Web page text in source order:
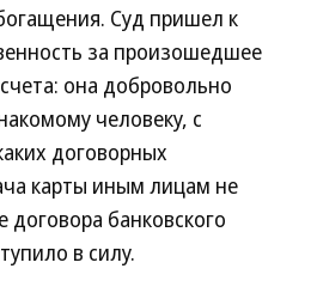
Суд пришел к
за произошедшее
она добровольно
человеку, с
договорных
карты иным лицам не
договора банковского
в силу.